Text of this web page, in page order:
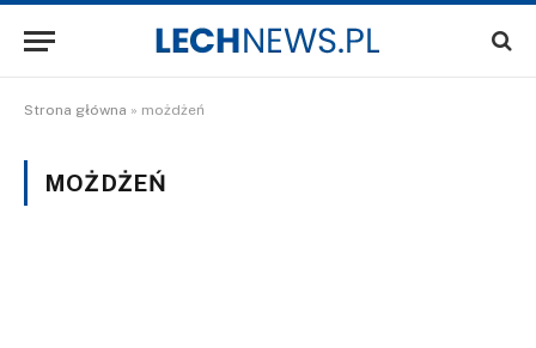
Strona główna » możdżeń
MOŻDŻEŃ